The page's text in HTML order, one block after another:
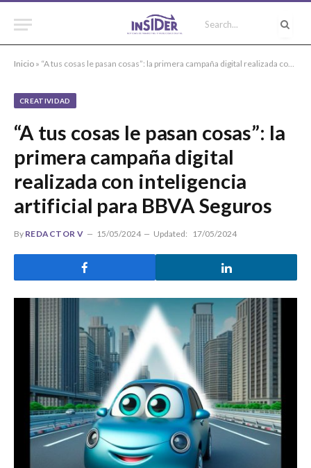
Inicio » “A tus cosas le pasan cosas”: la primera campaña digital realizada con inteligencia artificial para BBVA Seguros
CREATIVIDAD
“A tus cosas le pasan cosas”: la
primera campaña digital
realizada con inteligencia
artificial para BBVA Seguros
By REDACTOR V 15/05/2024 Updated: 17/05/2024